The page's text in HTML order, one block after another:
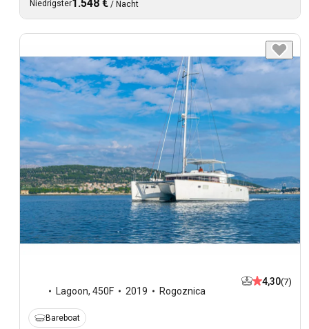
Niedrigster1.548 € / Nacht
Lagoon, 450F 2019 Rogoznica
4,30(7)
Bareboat